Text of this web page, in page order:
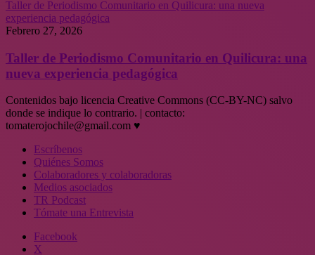
Taller de Periodismo Comunitario en Quilicura: una nueva
experiencia pedagógica
Febrero 27, 2026
Taller de Periodismo Comunitario en Quilicura: una
nueva experiencia pedagógica
Contenidos bajo licencia Creative Commons (CC-BY-NC) salvo
donde se indique lo contrario. | contacto:
tomaterojochile@gmail.com ♥
Escríbenos
Quiénes Somos
Colaboradores y colaboradoras
Medios asociados
TR Podcast
Tómate una Entrevista
Facebook
X